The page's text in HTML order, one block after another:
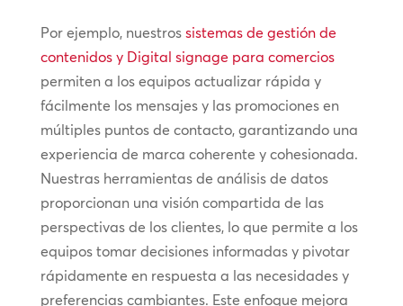
Por ejemplo, nuestros sistemas de gestión de
contenidos y Digital signage para comercios
permiten a los equipos actualizar rápida y
fácilmente los mensajes y las promociones en
múltiples puntos de contacto, garantizando una
experiencia de marca coherente y cohesionada.
Nuestras herramientas de análisis de datos
proporcionan una visión compartida de las
perspectivas de los clientes, lo que permite a los
equipos tomar decisiones informadas y pivotar
rápidamente en respuesta a las necesidades y
preferencias cambiantes. Este enfoque mejora